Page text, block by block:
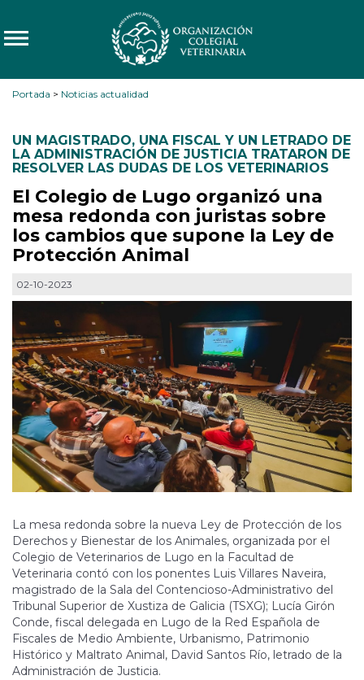
Portada > Noticias actualidad
UN MAGISTRADO, UNA FISCAL Y UN LETRADO DE
LA ADMINISTRACIÓN DE JUSTICIA TRATARON DE
RESOLVER LAS DUDAS DE LOS VETERINARIOS
El Colegio de Lugo organizó una
mesa redonda con juristas sobre
los cambios que supone la Ley de
Protección Animal
02-10-2023
La mesa redonda sobre la nueva Ley de Protección de los
Derechos y Bienestar de los Animales, organizada por el
Colegio de Veterinarios de Lugo en la Facultad de
Veterinaria contó con los ponentes Luis Villares Naveira,
magistrado de la Sala del Contencioso-Administrativo del
Tribunal Superior de Xustiza de Galicia (TSXG); Lucía Girón
Conde, fiscal delegada en Lugo de la Red Española de
Fiscales de Medio Ambiente, Urbanismo, Patrimonio
Histórico y Maltrato Animal, David Santos Río, letrado de la
Administración de Justicia.